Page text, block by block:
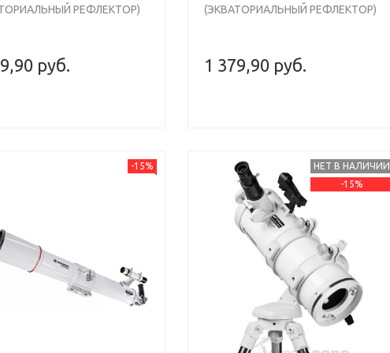
РЕФЛЕКТОР)
руб.
(ЭКВАТОРИАЛЬНЫЙ РЕФЛЕКТОР)
1 379,90 руб.
-15%
НЕТ В НАЛИЧИИ
-15%